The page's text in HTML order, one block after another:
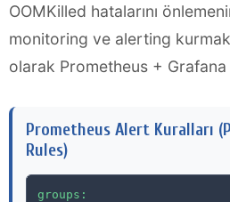
OOMKilled hatalarını
monitoring ve alerting
olarak Prometheus +
Prometheus Alert Kuralları
Rules)
groups: